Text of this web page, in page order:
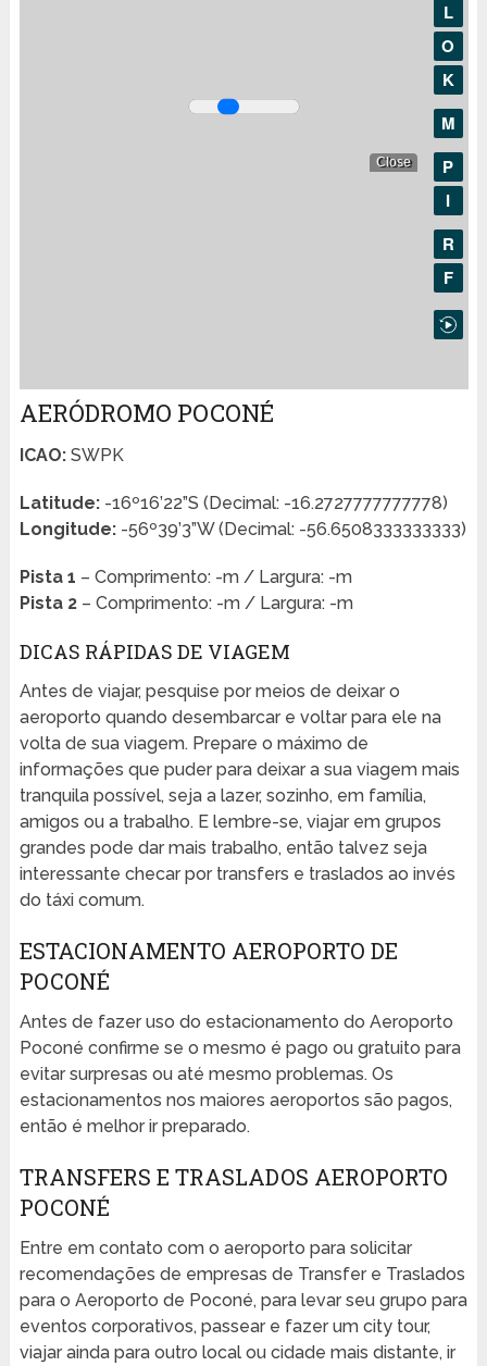
AERÓDROMO POCONÉ
ICAO:SWPK
Latitude:-16º16’22”S (Decimal: -16.2727777777778)
Longitude:-56º39’3”W (Decimal: -56.6508333333333)
Pista 1 – Comprimento: -m / Largura: -m
Pista 2– Comprimento: -m / Largura: -m
DICAS RÁPIDAS DE VIAGEM
Antes de viajar, pesquise por meios de deixar o
aeroporto quando desembarcar e voltar para ele na
volta de sua viagem. Prepare o máximo de
informações que puder para deixar a sua viagem mais
tranquila possível, seja a lazer, sozinho, em família,
amigos ou a trabalho. E lembre-se, viajar em grupos
grandes pode dar mais trabalho, então talvez seja
interessante checar por transfers e traslados ao invés
do táxi comum.
ESTACIONAMENTO AEROPORTO DE
POCONÉ
Antes de fazer uso do estacionamento do Aeroporto
Poconé confirme se o mesmo é pago ou gratuito para
evitar surpresas ou até mesmo problemas. Os
estacionamentos nos maiores aeroportos são pagos,
então é melhor ir preparado.
TRANSFERS E TRASLADOS AEROPORTO
POCONÉ
Entre em contato com o aeroporto para solicitar
recomendações de empresas de Transfer e Traslados
para o Aeroporto de Poconé, para levar seu grupo para
eventos corporativos, passear e fazer um city tour,
viajar ainda para outro local ou cidade mais distante, ir